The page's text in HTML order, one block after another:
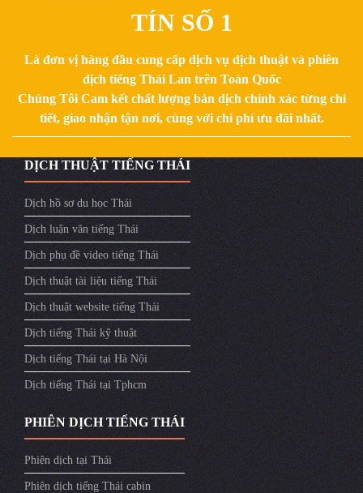
TÍN SỐ 1
Là đơn vị hàng đầu cung cấp dịch vụ dịch thuật và phiên
dịch tiếng Thái Lan trên Toàn Quốc
Chúng Tôi Cam kết chất lượng bản dịch chính xác từng chi
tiết, giao nhận tận nơi, cùng với chi phí ưu đãi nhất.
DỊCH THUẬT TIẾNG THÁI
Dịch hồ sơ du học Thái
Dịch luận văn tiếng Thái
Dịch phụ đề video tiếng Thái
Dịch thuật tài liệu tiếng Thái
Dịch thuật website tiếng Thái
Dịch tiếng Thái kỹ thuật
Dịch tiếng Thái tại Hà Nội
Dịch tiếng Thái tại Tphcm
PHIÊN DỊCH TIẾNG THÁI
Phiên dịch tại Thái
Phiên dịch tiếng Thái cabin